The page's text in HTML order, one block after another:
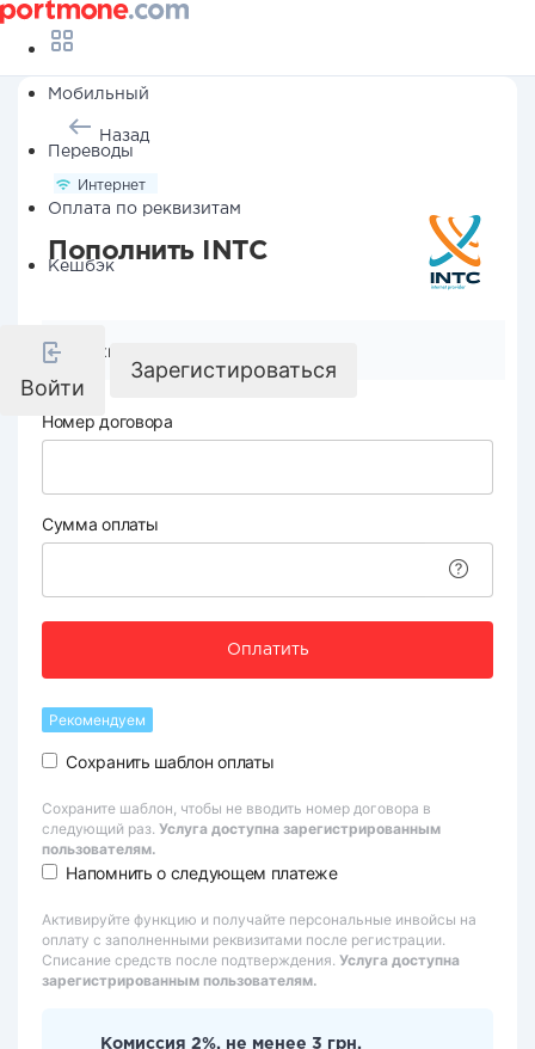
Мобильный
Переводы
Оплата по реквизитам
Кешбэк
Войти
Зарегистироваться
Назад
Интернет
Пополнить INTC
Реквизиты компании
Номер договора
Сумма оплаты
Оплатить
Рекомендуем
Сохранить шаблон оплаты
Сохраните шаблон, чтобы не вводить номер договора в
следующий раз. Услуга доступна зарегистрированным
пользователям.
Напомнить о следующем платеже
Активируйте функцию и получайте персональные инвойсы на
оплату с заполненными реквизитами после регистрации.
Списание средств после подтверждения. Услуга доступна
зарегистрированным пользователям.
Комиссия 2%, не менее 3 грн.